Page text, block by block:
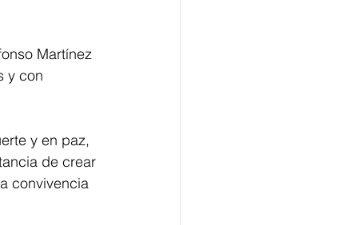
Martínez
y con
y en paz,
de crear
convivencia